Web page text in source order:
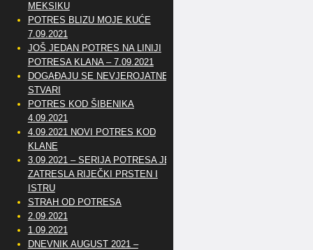
MEKSIKU
POTRES BLIZU MOJE KUĆE
7.09.2021
JOŠ JEDAN POTRES NA LINIJI
POTRESA KLANA – 7.09.2021
DOGAĐAJU SE NEVJEROJATNE
STVARI
POTRES KOD ŠIBENIKA
4.09.2021
4.09.2021 NOVI POTRES KOD
KLANE
3.09.2021 – SERIJA POTRESA JE
ZATRESLA RIJEČKI PRSTEN I
ISTRU
STRAH OD POTRESA
2.09.2021
1.09.2021
DNEVNIK AUGUST 2021 –